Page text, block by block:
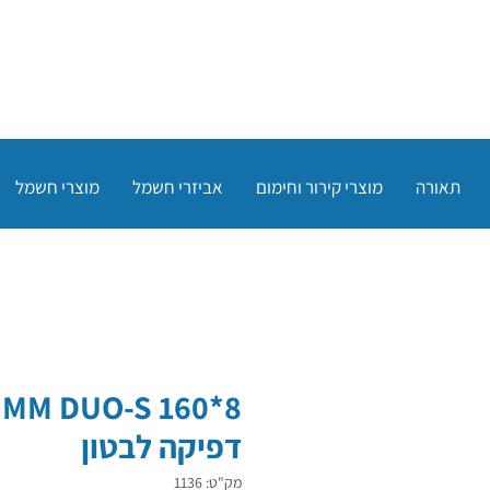
תאורה מוצרי קירור וחימום אביזרי חשמל מוצרי חשמל
דפיקה לבטון
מק"ט: 1136